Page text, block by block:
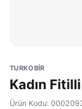
TURKOBİR
Kadın
Ürün Kodu: